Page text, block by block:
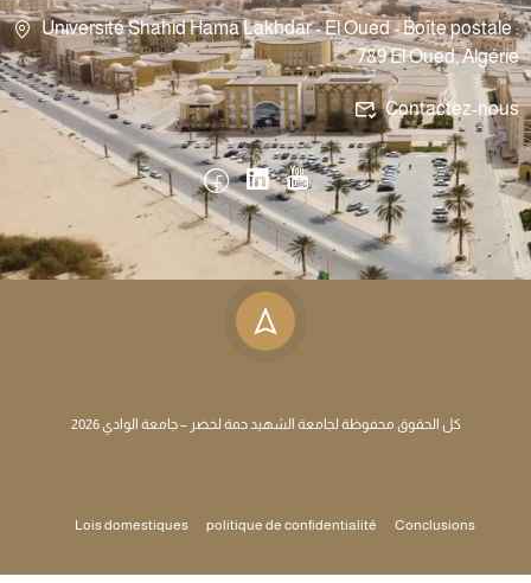
Université Shahid Hama Lakhdar - El Oued - Boîte postale :
789 El Oued, Algérie
Contactez-nous
كل الحقوق محفوظة لجامعة الشهيد حمة لخضر – جامعة الوادي 2026
Lois domestiques politique de confidentialité Conclusions